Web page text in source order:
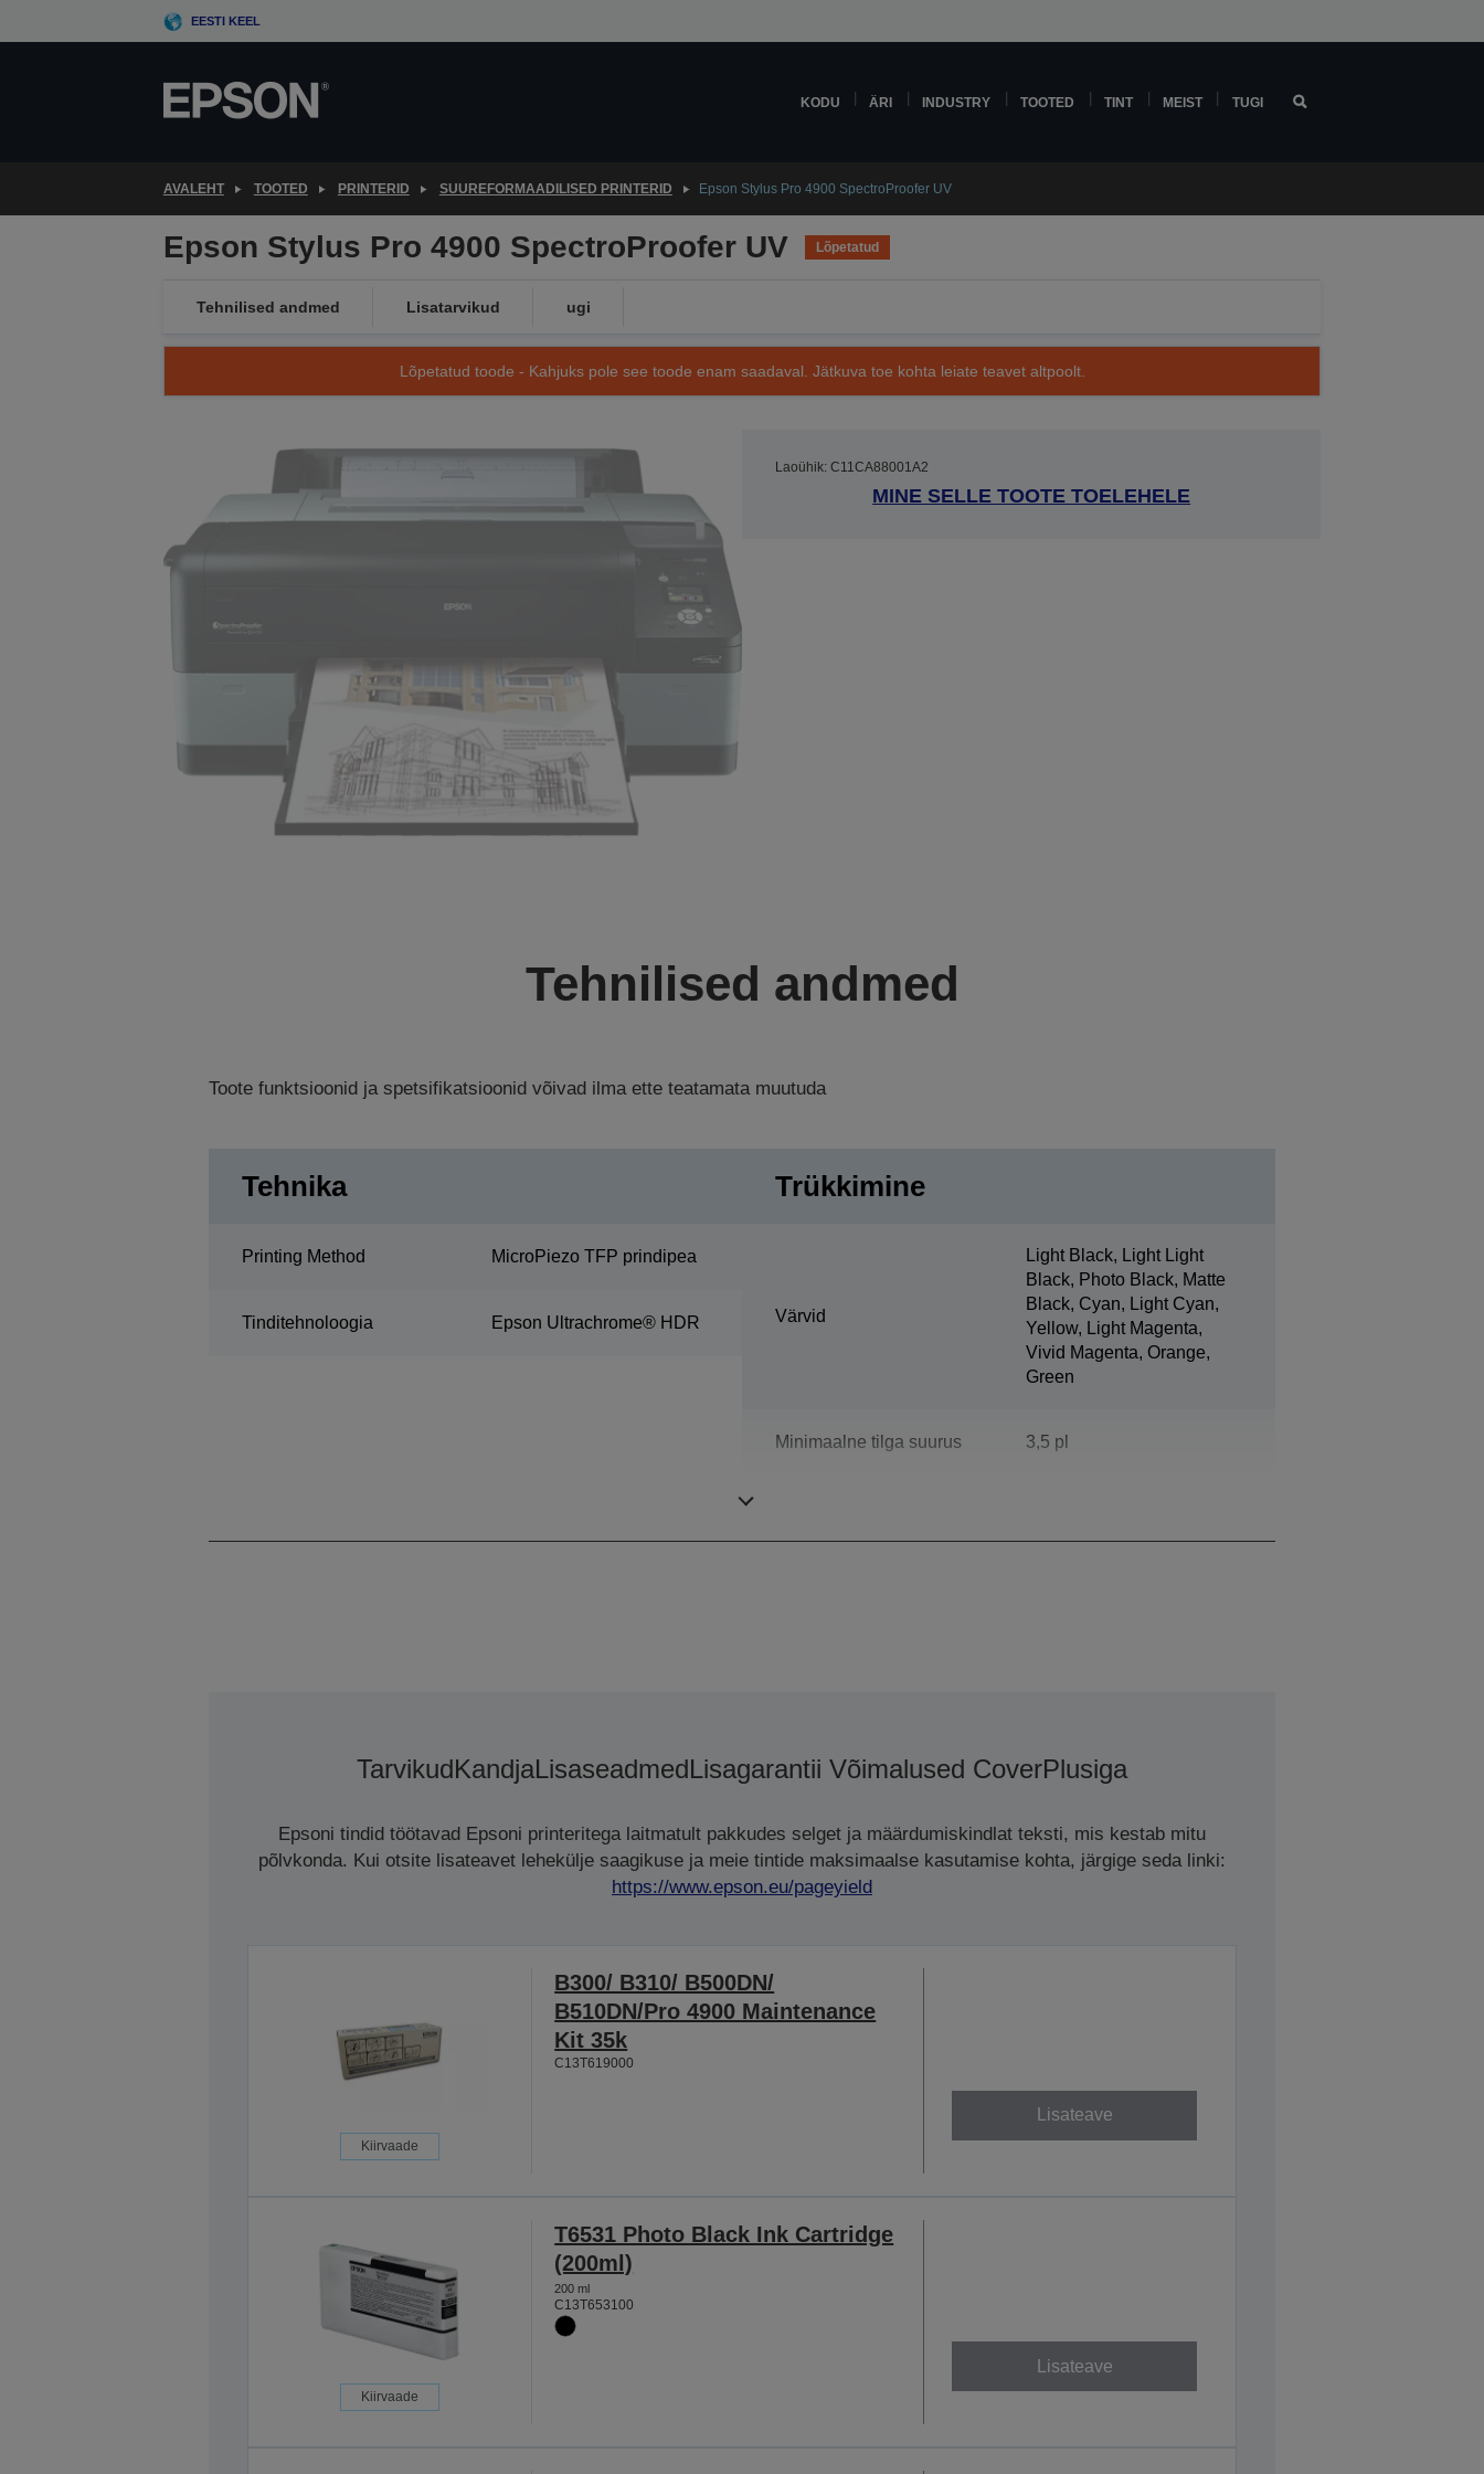
to
EESTI KEEL
KODU ÄRI INDUSTRY TOOTED TINT MEIST TUGI
AVALEHT TOOTED PRINTERID SUUREFORMAADILISED PRINTERID Epson Stylus Pro 4900 SpectroProofer UV
Epson Stylus Pro 4900 SpectroProofer UV Lõpetatud
Tehnilised andmed Lisatarvikud ugi
Lõpetatud toode - Kahjuks pole see toode enam saadaval. Jätkuva toe kohta leiate teavet altpoolt.
Laoühik: C11CA88001A2
MINE SELLE TOOTE TOELEHELE
Tehnilised andmed
Toote funktsioonid ja spetsifikatsioonid võivad ilma ette teatamata muutuda
Tehnika
Printing Method MicroPiezo TFP prindipea
Tinditehnoloogia Epson Ultrachrome® HDR
Trükkimine
Värvid
Light Black, Light Light
Black, Photo Black, Matte
Black, Cyan, Light Cyan,
Yellow, Light Magenta,
Vivid Magenta, Orange,
Green
Minimaalne tilga suurus 3,5 pl
TarvikudKandjaLisaseadmedLisagarantii Võimalused CoverPlusiga
Epsoni tindid töötavad Epsoni printeritega laitmatult pakkudes selget ja määrdumiskindlat teksti, mis kestab mitu
põlvkonda. Kui otsite lisateavet lehekülje saagikuse ja meie tintide maksimaalse kasutamise kohta, järgige seda linki:
https://www.epson.eu/pageyield
Kiirvaade
B300/ B310/ B500DN/
B510DN/Pro 4900 Maintenance
Kit 35k
C13T619000
Lisateave
Kiirvaade
T6531 Photo Black Ink Cartridge
(200ml)
200 ml
C13T653100
Lisateave